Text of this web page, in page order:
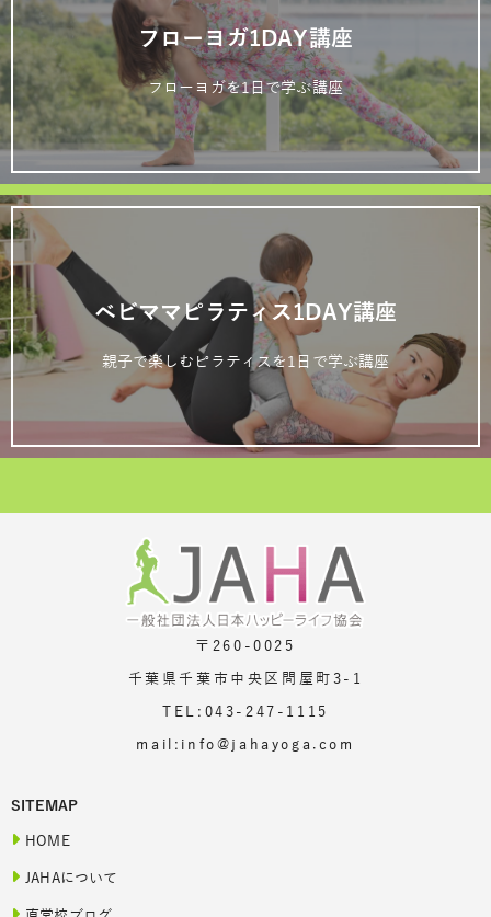
フローヨガ1DAY講座
フローヨガを1日で学ぶ講座
ベビママピラティス1DAY講座
親子で楽しむピラティスを1日で学ぶ講座
〒260-0025
千葉県千葉市中央区問屋町3-1
TEL:043-247-1115
mail:info@jahayoga.com
SITEMAP
HOME
JAHAについて